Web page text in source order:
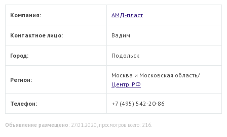
Компания: АМД-пласт
Контактное лицо: Вадим
Город: Подольск
Регион:
Москва и Московская область/
Центр. РФ
Телефон: +7 (495) 542-20-86
Объявление размещено: 27.01.2020, просмотров всего: 216.